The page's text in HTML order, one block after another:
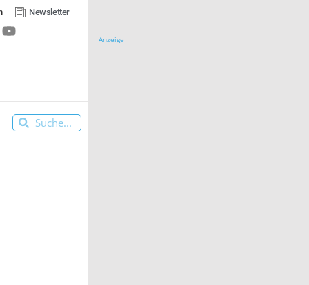
Newsletter
Anzeige